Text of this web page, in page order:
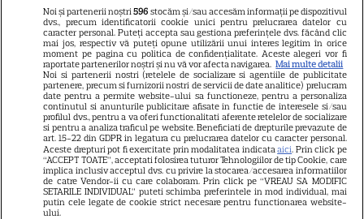
Cum coci vinetele la bloc, fără
să umpli casa de fum
Cum se face cafeaua la presa
franceză – cum funcționează
Noi și partenerii noștri596 stocăm și/sau accesăm informații pe dispozitivul
dvs., precum identificatorii cookie unici pentru prelucrarea datelor cu
caracter personal. Puteți accepta sau gestiona preferințele dvs. făcând clic
mai jos, respectiv vă puteți opune utilizării unui interes legitim în orice
moment pe pagina cu politica de confidențialitate. Aceste alegeri vor fi
raportate partenerilor noștri și nu vă vor afecta navigarea. Mai multe detalii
Noi si partenerii nostri (retelele de socializare si agentiile de publicitate
partenere, precum si furnizorii nostri de servicii de date analitice) prelucram
date pentru a permite website-ului sa functioneze, pentru a personaliza
continutul si anunturile publicitare afisate in functie de interesele si/sau
profilul dvs., pentru a va oferi functionalitati aferente retelelor de socializare
si pentru a analiza traficul pe website. Beneficiati de drepturile prevazute de
art. 15-22 din GDPR in legatura cu prelucrarea datelor cu caracter personal.
Aceste drepturi pot fi exercitate prin modalitatea indicataaici. Prin click pe
“ACCEPT TOATE”, acceptati folosirea tuturor Tehnologiilor de tip Cookie, care
implica inclusiv acceptul dvs. cu privire la stocarea/accesarea informatiilor
de catre Vendor-ii cu care colaboram. Prin click pe “VREAU SA MODIFIC
SETARILE INDIVIDUAL” puteti schimba preferintele in mod individual, mai
putin cele legate de cookie strict necesare pentru functionarea website-
ului.